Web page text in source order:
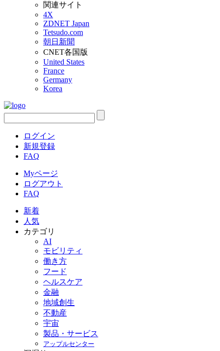
関連サイト
4X
ZDNET Japan
Tetsudo.com
朝日新聞
CNET各国版
United States
France
Germany
Korea
ログイン
新規登録
FAQ
Myページ
ログアウト
FAQ
新着
人気
カテゴリ
AI
モビリティ
働き方
フード
ヘルスケア
金融
地域創生
不動産
宇宙
製品・サービス
アップルセンター